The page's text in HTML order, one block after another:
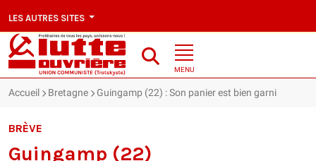
LES AUTRES SITES
MENU
Accueil Bretagne Guingamp (22) : Son panier est bien garni
BRÈVE
Guingamp (22)